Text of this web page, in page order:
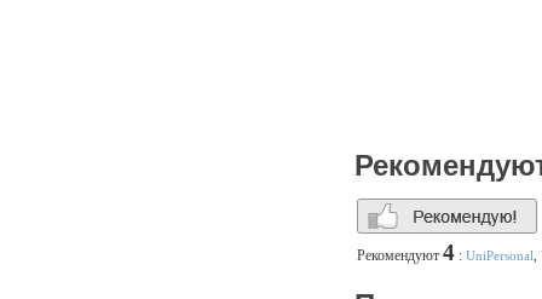
Рекомендуют 4 : UniPersonal